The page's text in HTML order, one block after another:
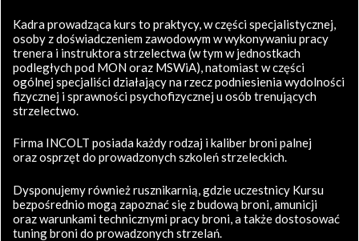
Kadra prowadząca kurs to praktycy, w części specjalistycznej,
osoby z doświadczeniem zawodowym w wykonywaniu pracy
trenera i instruktora strzelectwa (w tym w jednostkach
podległych pod MON oraz MSWiA), natomiast w części
ogólnej specjaliści działający na rzecz podniesienia wydolności
fizycznej i sprawności psychofizycznej u osób trenujących
strzelectwo.
Firma INCOLT posiada każdy rodzaj i kaliber broni palnej
oraz osprzęt do prowadzonych szkoleń strzeleckich.
Dysponujemy również rusznikarnią, gdzie uczestnicy Kursu
bezpośrednio mogą zapoznać się z budową broni, amunicji
oraz warunkami technicznymi pracy broni, a także dostosować
tuning broni do prowadzonych strzelań.